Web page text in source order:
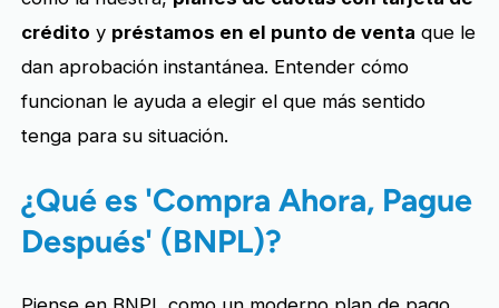
crédito y préstamos en el punto de venta que le
dan aprobación instantánea. Entender cómo
funcionan le ayuda a elegir el que más sentido
tenga para su situación.
¿Qué es 'Compra Ahora, Pague
Después' (BNPL)?